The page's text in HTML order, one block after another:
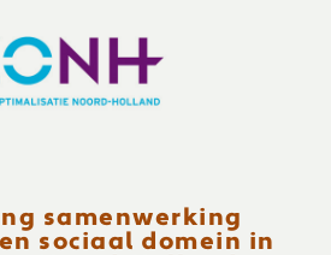
samenwerking
sociaal domein in